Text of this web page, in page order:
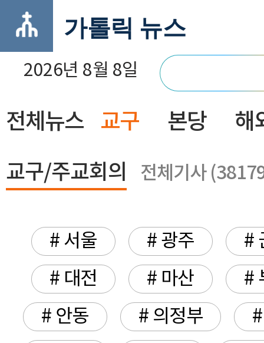
가톨릭 뉴스
2026년 8월 8일
닫기
전체뉴스 교구 본당 해
교구/주교회의 전체기사
# 서울 # 광주
#
# 대전
# 마산
#
# 안동
# 의정부